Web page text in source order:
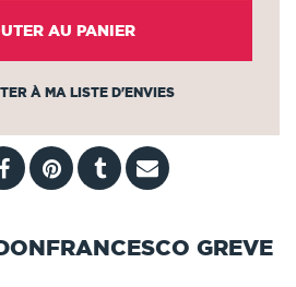
AU PANIER
À MA LISTE D'ENVIES
GREVE